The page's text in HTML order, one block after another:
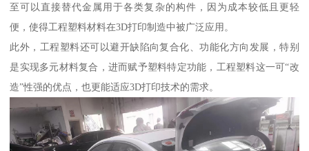
至可以直接替代金属用于各类复杂的构件，因为成本较低且更轻
便，使得工程塑料材料在3D打印制造中被广泛应用。
此外，工程塑料还可以避开缺陷向复合化、功能化方向发展，特别
是实现多元材料复合，进而赋予塑料特定功能，工程塑料这一可“改
造”性强的优点，也更能适应3D打印技术的需求。